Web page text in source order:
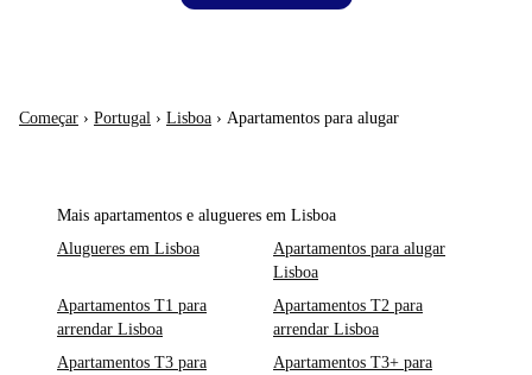
Começar › Portugal › Lisboa › Apartamentos para alugar
Mais apartamentos e alugueres em Lisboa
Alugueres em Lisboa
Apartamentos para alugar
Lisboa
Apartamentos T1 para
arrendar Lisboa
Apartamentos T2 para
arrendar Lisboa
Apartamentos T3 para
Apartamentos T3+ para